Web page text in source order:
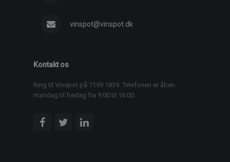
vinspot@vinspot.dk
Kontakt os
Ring til Vinspot på 7199 1839. Telefonen er åben
mandag til fredag fra 9:00 til 16:00.